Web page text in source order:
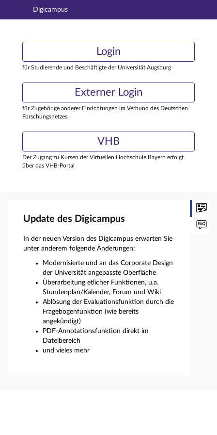
Hauptnavigation
Externer Login
Digicampus
Login
für Studierende und Beschäftigte der Universität Augsburg
Externer Login
für Zugehörige anderer Einrichtungen im Verbund des Deutschen
Forschungsnetzes
VHB
Der Zugang zu Kursen der Virtuellen Hochschule Bayern erfolgt
über das VHB-Portal
Update des Digicampus
In der neuen Version des Digicampus erwarten Sie
unter anderem folgende Änderungen:
Modernisierte und an das Corporate Design
der Universität angepasste Oberfläche
Überarbeitung etlicher Funktionen, u.a.
Stundenplan/Kalender, Forum und Wiki
Ablösung der Evaluationsfunktion durch die
Fragebogenfunktion (wie bereits
angekündigt)
PDF-Annotationsfunktion direkt im
Dateibereich
und vieles mehr